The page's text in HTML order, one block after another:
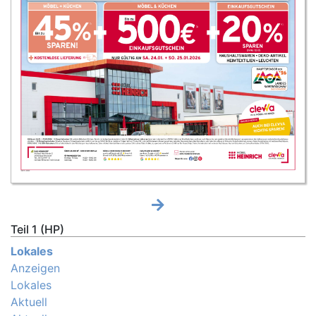
Teil 1 (HP)
Lokales
Anzeigen
Lokales
Aktuell